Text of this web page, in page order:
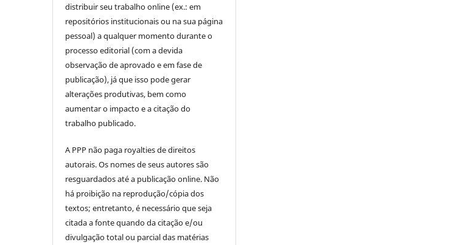
distribuir seu trabalho online (ex.: em
repositórios institucionais ou na sua página
pessoal) a qualquer momento durante o
processo editorial (com a devida
observação de aprovado e em fase de
publicação), já que isso pode gerar
alterações produtivas, bem como
aumentar o impacto e a citação do
trabalho publicado.
A PPP não paga royalties de direitos
autorais. Os nomes de seus autores são
resguardados até a publicação online. Não
há proibição na reprodução/cópia dos
textos; entretanto, é necessário que seja
citada a fonte quando da citação e/ou
divulgação total ou parcial das matérias